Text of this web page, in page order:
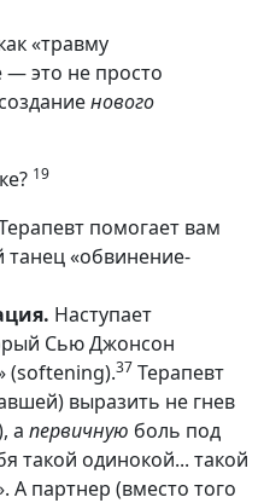
«травму
— это не просто
нового
19
помогает вам
«обвинение-
Наступает
Сью Джонсон
(softening).37 Терапевт
выразить не гнев
а первичную боль под
такой одинокой... такой
А партнер (вместо того